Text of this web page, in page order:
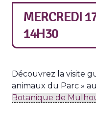
MERCREDI
14H30
Découvrez la visite
animaux du Parc » au
Botanique de